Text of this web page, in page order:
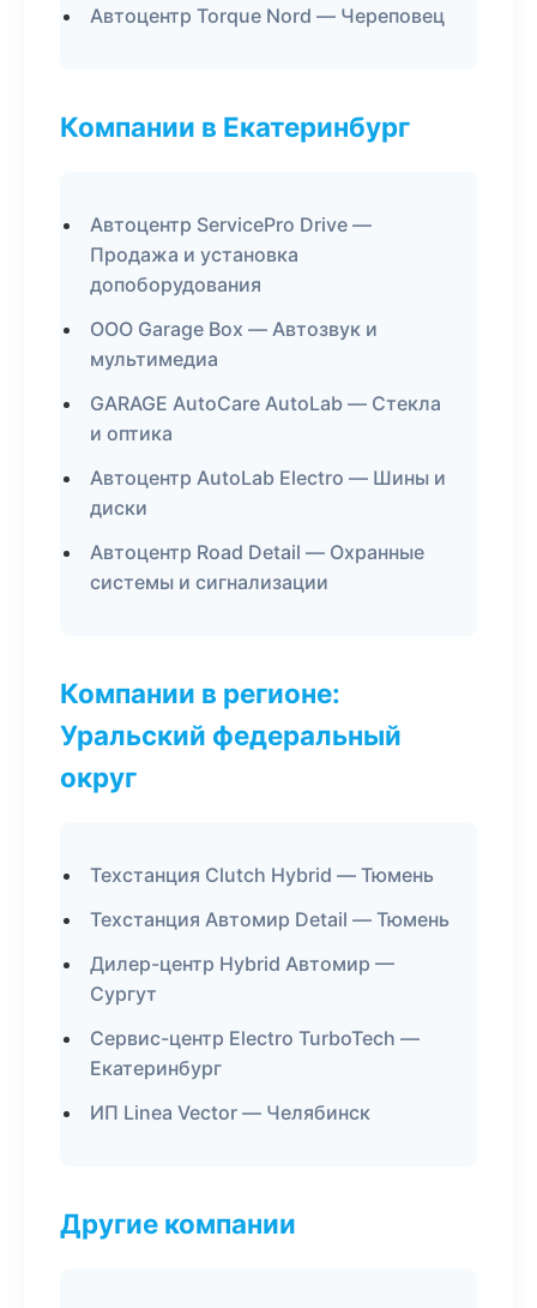
Автоцентр Torque Nord — Череповец
Компании в Екатеринбург
Автоцентр ServicePro Drive —
Продажа и установка
допоборудования
ООО Garage Box — Автозвук и
мультимедиа
GARAGE AutoCare AutoLab — Стекла
и оптика
Автоцентр AutoLab Electro — Шины и
диски
Автоцентр Road Detail — Охранные
системы и сигнализации
Компании в регионе:
Уральский федеральный
округ
Техстанция Clutch Hybrid — Тюмень
Техстанция Автомир Detail — Тюмень
Дилер-центр Hybrid Автомир —
Сургут
Сервис-центр Electro TurboTech —
Екатеринбург
ИП Linea Vector — Челябинск
Другие компании